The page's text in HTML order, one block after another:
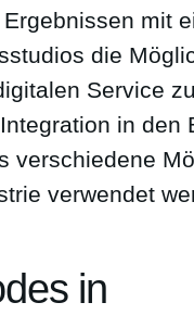
mit
die
Service
in den
verschiedene
verwendet
in